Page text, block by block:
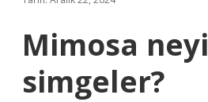
Mimosa neyi
simgeler?